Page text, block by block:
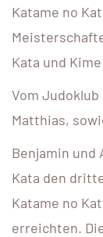
Katame no
Kata und
Vom Judoklub
Matthias,
Benjamin und
Kata den
Katame no
erreichten.